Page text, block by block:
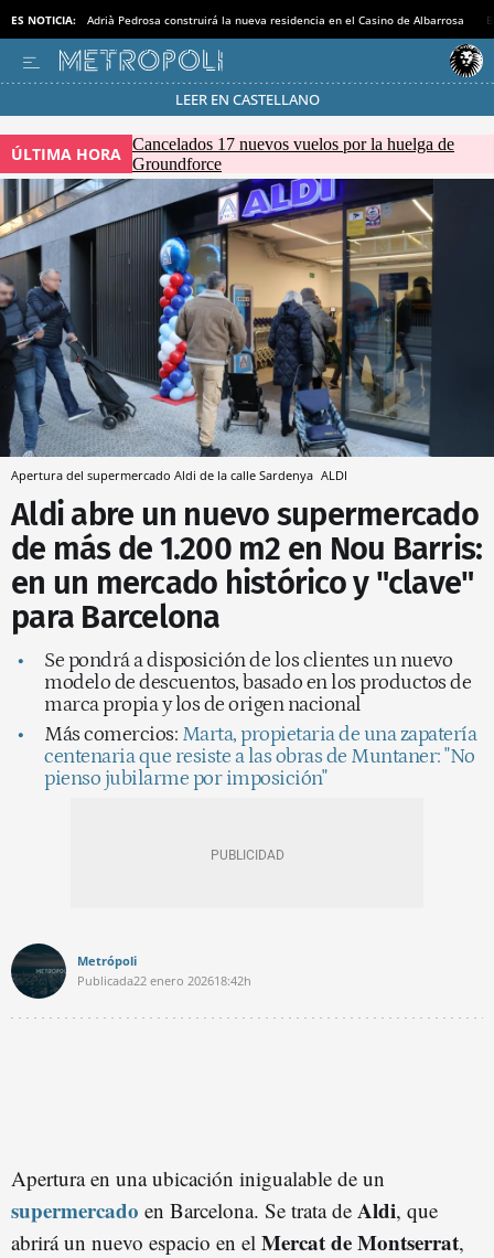
ES NOTICIA: Adrià Pedrosa construirá la nueva residencia en el Casino de Albarrosa
LEER EN CASTELLANO
Pásate al MODO AHORRO
ÚLTIMA HORA Cancelados 17 nuevos vuelos por la huelga de
Groundforce
Apertura del supermercado Aldi de la calle Sardenya ALDI
Aldi abre un nuevo supermercado
de más de 1.200 m2 en Nou Barris:
en un mercado histórico y "clave"
para Barcelona
Se pondrá a disposición de los clientes un nuevo
modelo de descuentos, basado en los productos de
marca propia y los de origen nacional
Más comercios: Marta, propietaria de una zapatería
centenaria que resiste a las obras de Muntaner: "No
pienso jubilarme por imposición"
Metrópoli
Publicada22 enero 202618:42h
Apertura en una ubicación inigualable de un
supermercado en Barcelona. Se trata de Aldi, que
abrirá un nuevo espacio en el Mercat de Montserrat,